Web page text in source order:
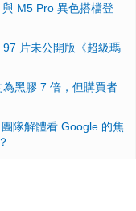
M5 Pro 異色搭檔登
片未公開版《超級瑪
黑膠 7 倍，但購買者
隊解體看 Google 的焦